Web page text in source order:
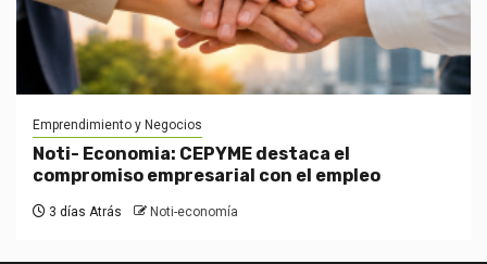
Emprendimiento y Negocios
Noti- Economia: CEPYME destaca el
compromiso empresarial con el empleo
3 días Atrás Noti-economía